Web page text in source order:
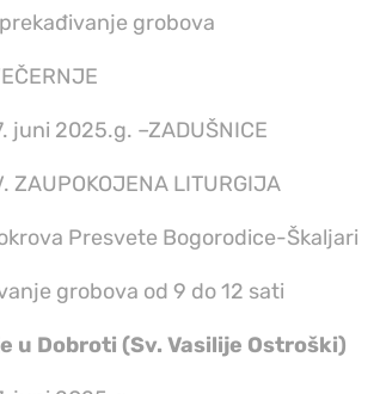
grobova
juni 2025.g. –ZADUŠNICE
ZAUPOKOJENA LITURGIJA
Presvete Bogorodice-Škaljari
grobova od 9 do 12 sati
u Dobroti (Sv. Vasilije Ostroški)